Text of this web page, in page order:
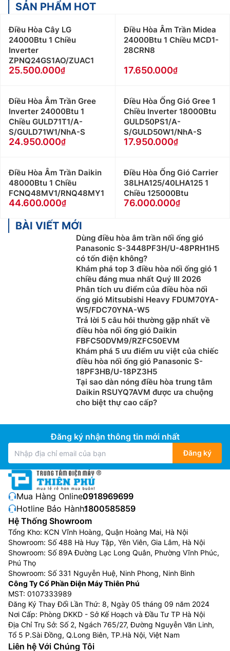
SẢN PHẨM HOT
Điều Hòa Cây LG
24000Btu 1 Chiều
Inverter
ZPNQ24GS1AO/ZUAC1
25.500.000
Điều Hòa Âm Trần Midea
24000Btu 1 Chiều MCD1-
28CRN8
17.650.000
Điều Hòa Âm Trần Gree
Inverter 24000Btu 1
Chiều GULD71T1/A-
S/GULD71W1/NhA-S
24.950.000
Điều Hòa Ống Gió Gree 1
Chiều Inverter 18000Btu
GULD50PS1/A-
S/GULD50W1/NhA-S
17.950.000
Điều Hòa Âm Trần Daikin
48000Btu 1 Chiều
FCNQ48MV1/RNQ48MY1
44.600.000
Điều Hòa Ống Gió Carrier
38LHA125/40LHA125 1
Chiều 125000Btu
76.000.000
BÀI VIẾT MỚI
Dùng điều hòa âm trần nối ống gió
Panasonic S-3448PF3H/U-48PRH1H5
có tốn điện không?
Khám phá top 3 điều hòa nối ống gió 1
chiều đáng mua nhất Quý III 2026
Phân tích ưu điểm của điều hòa nối
ống gió Mitsubishi Heavy FDUM70YA-
W5/FDC70YNA-W5
Trả lời 5 câu hỏi thường gặp nhất về
điều hòa nối ống gió Daikin
FBFC50DVM9/RZFC50EVM
Khám phá 5 ưu điểm ưu việt của chiếc
điều hòa nối ống gió Panasonic S-
18PF3HB/U-18PZ3H5
Tại sao dàn nóng điều hòa trung tâm
Daikin RSUYQ7AVM được ưa chuộng
cho biệt thự cao cấp?
Đăng ký nhận thông tin mới nhất
Đăng ký
Mua Hàng Online:0918969699
Hotline Bảo Hành:1800585859
Hệ Thống Showroom
Tổng Kho: KCN Vĩnh Hoàng, Quận Hoàng Mai, Hà Nội
Showroom: Số 488 Hà Huy Tập, Yên Viên, Gia Lâm, Hà Nội
Showroom: Số 89A Đường Lạc Long Quân, Phường Vĩnh Phúc,
Phú Thọ
Showroom: Số 331 Nguyễn Huệ, Ninh Phong, Ninh Bình
Công Ty Cổ Phần Điện Máy Thiên Phú
MST: 0107333989
Đăng Ký Thay Đổi Lần Thứ: 8, Ngày 05 tháng 09 năm 2024
Nơi Cấp: Phòng DKKD - Sở Kế Hoạch và Đầu Tư TP Hà Nội
Địa Chỉ Trụ Sở: Số 2, Ngách 765/27, Đường Nguyễn Văn Linh,
Tổ 5 P.Sài Đồng, Q.Long Biên, TP.Hà Nội, Việt Nam
Liên hệ Với Chúng Tôi